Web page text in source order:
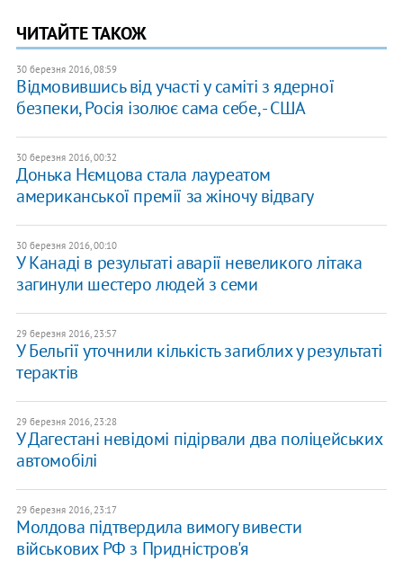
ЧИТАЙТЕ ТАКОЖ
30 березня 2016, 08:59
Відмовившись від участі у саміті з ядерної
безпеки, Росія ізолює сама себе, - США
30 березня 2016, 00:32
Донька Нємцова стала лауреатом
американської премії за жіночу відвагу
30 березня 2016, 00:10
У Канаді в результаті аварії невеликого літака
загинули шестеро людей з семи
29 березня 2016, 23:57
У Бельгії уточнили кількість загиблих у результаті
терактів
29 березня 2016, 23:28
У Дагестані невідомі підірвали два поліцейських
автомобілі
29 березня 2016, 23:17
Молдова підтвердила вимогу вивести
військових РФ з Придністров'я